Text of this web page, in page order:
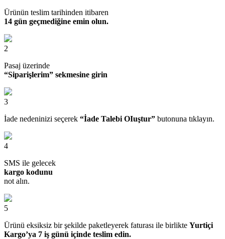
Ürünün teslim tarihinden itibaren
14 gün geçmediğine emin olun.
2
Pasaj üzerinde
“Siparişlerim” sekmesine girin
3
İade nedeninizi seçerek “İade Talebi OIuştur” butonuna tıklayın.
4
SMS ile gelecek
kargo kodunu
not alın.
5
Ürünü eksiksiz bir şekilde paketleyerek faturası ile birlikte Yurtiçi
Kargo’ya 7 iş günü içinde teslim edin.